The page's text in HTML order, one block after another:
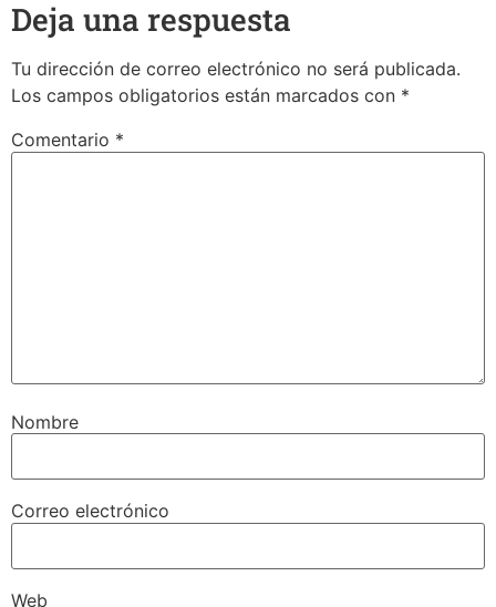
Deja una respuesta
Tu dirección de correo electrónico no será publicada.
Los campos obligatorios están marcados con *
Comentario *
Nombre
Correo electrónico
Web